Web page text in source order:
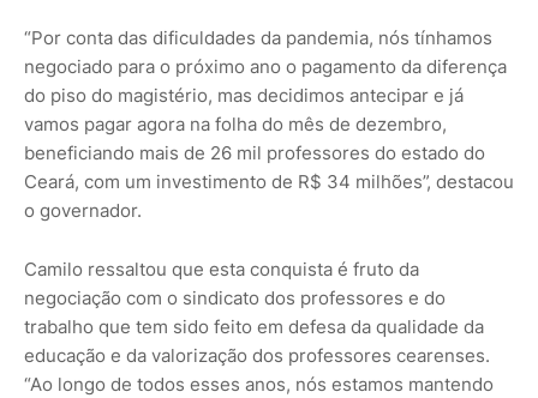
“Por conta das dificuldades da pandemia, nós tínhamos
negociado para o próximo ano o pagamento da diferença
do piso do magistério, mas decidimos antecipar e já
vamos pagar agora na folha do mês de dezembro,
beneficiando mais de 26 mil professores do estado do
Ceará, com um investimento de R$ 34 milhões”, destacou
o governador.
Camilo ressaltou que esta conquista é fruto da
negociação com o sindicato dos professores e do
trabalho que tem sido feito em defesa da qualidade da
educação e da valorização dos professores cearenses.
“Ao longo de todos esses anos, nós estamos mantendo